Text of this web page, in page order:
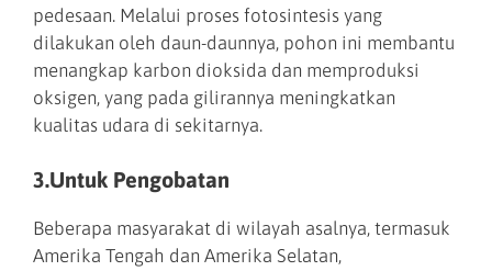
pedesaan. Melalui proses fotosintesis yang
dilakukan oleh daun-daunnya, pohon ini membantu
menangkap karbon dioksida dan memproduksi
oksigen, yang pada gilirannya meningkatkan
kualitas udara di sekitarnya.
3.Untuk Pengobatan
Beberapa masyarakat di wilayah asalnya, termasuk
Amerika Tengah dan Amerika Selatan,